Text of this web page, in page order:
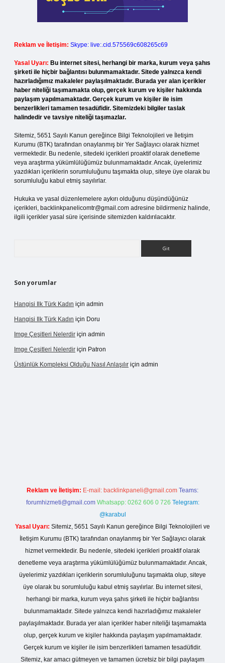
Reklam ve İletişim: Skype: live:.cid.575569c608265c69
Yasal Uyarı: Bu internet sitesi, herhangi bir marka, kurum veya şahıs
şirketi ile hiçbir bağlantısı bulunmamaktadır. Sitede yalnızca kendi
hazırladığımız makaleler paylaşılmaktadır. Burada yer alan içerikler
haber niteliği taşımamakta olup, gerçek kurum ve kişiler hakkında
paylaşım yapılmamaktadır. Gerçek kurum ve kişiler ile isim
benzerlikleri tamamen tesadüfidir. Sitemizdeki bilgiler taslak
halindedir ve tavsiye niteliği taşımazlar.
Sitemiz, 5651 Sayılı Kanun gereğince Bilgi Teknolojileri ve İletişim
Kurumu (BTK) tarafından onaylanmış bir Yer Sağlayıcı olarak hizmet
vermektedir. Bu nedenle, sitedeki içerikleri proaktif olarak denetleme
veya araştırma yükümlülüğümüz bulunmamaktadır. Ancak, üyelerimiz
yazdıkları içeriklerin sorumluluğunu taşımakta olup, siteye üye olarak bu
sorumluluğu kabul etmiş sayılırlar.
Hukuka ve yasal düzenlemelere aykırı olduğunu düşündüğünüz
içerikleri, backlinkpanelicomtr@gmail.com adresine bildirmeniz halinde,
ilgili içerikler yasal süre içerisinde sitemizden kaldırılacaktır.
Son yorumlar
Hangisi Ilk Türk Kadın için admin
Hangisi Ilk Türk Kadın için Doru
Imge Çeşitleri Nelerdir için admin
Imge Çeşitleri Nelerdir için Patron
Üstünlük Kompleksi Olduğu Nasıl Anlaşılır için admin
Reklam ve İletişim: E-mail: backlinkpaneli@gmail.com Teams:
forumhizmeti@gmail.com Whatsapp: 0262 606 0 726 Telegram:
@karabul
Yasal Uyarı: Sitemiz, 5651 Sayılı Kanun gereğince Bilgi Teknolojileri ve
İletişim Kurumu (BTK) tarafından onaylanmış bir Yer Sağlayıcı olarak
hizmet vermektedir. Bu nedenle, sitedeki içerikleri proaktif olarak
denetleme veya araştırma yükümlülüğümüz bulunmamaktadır. Ancak,
üyelerimiz yazdıkları içeriklerin sorumluluğunu taşımakta olup, siteye
üye olarak bu sorumluluğu kabul etmiş sayılırlar. Bu internet sitesi,
herhangi bir marka, kurum veya şahıs şirketi ile hiçbir bağlantısı
bulunmamaktadır. Sitede yalnızca kendi hazırladığımız makaleler
paylaşılmaktadır. Burada yer alan içerikler haber niteliği taşımamakta
olup, gerçek kurum ve kişiler hakkında paylaşım yapılmamaktadır.
Gerçek kurum ve kişiler ile isim benzerlikleri tamamen tesadüfidir.
Sitemiz, kar amacı gütmeyen ve tamamen ücretsiz bir bilgi paylaşım